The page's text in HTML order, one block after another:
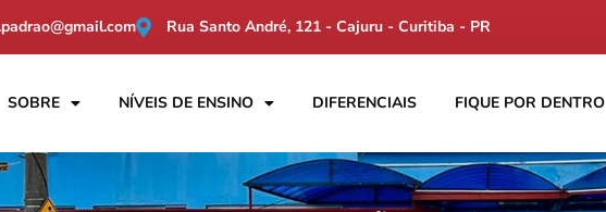
Rua Santo André, 121 - Cajuru - Curitiba - PR
SOBRE NÍVEIS DE ENSINO DIFERENCIAIS FIQUE POR DENTRO